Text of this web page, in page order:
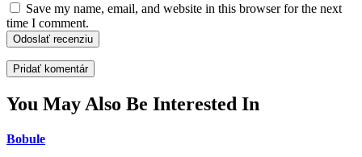
Save my name, email, and website in this browser for the next
time I comment.
Odoslať recenziu
You May Also Be Interested In
Bobule